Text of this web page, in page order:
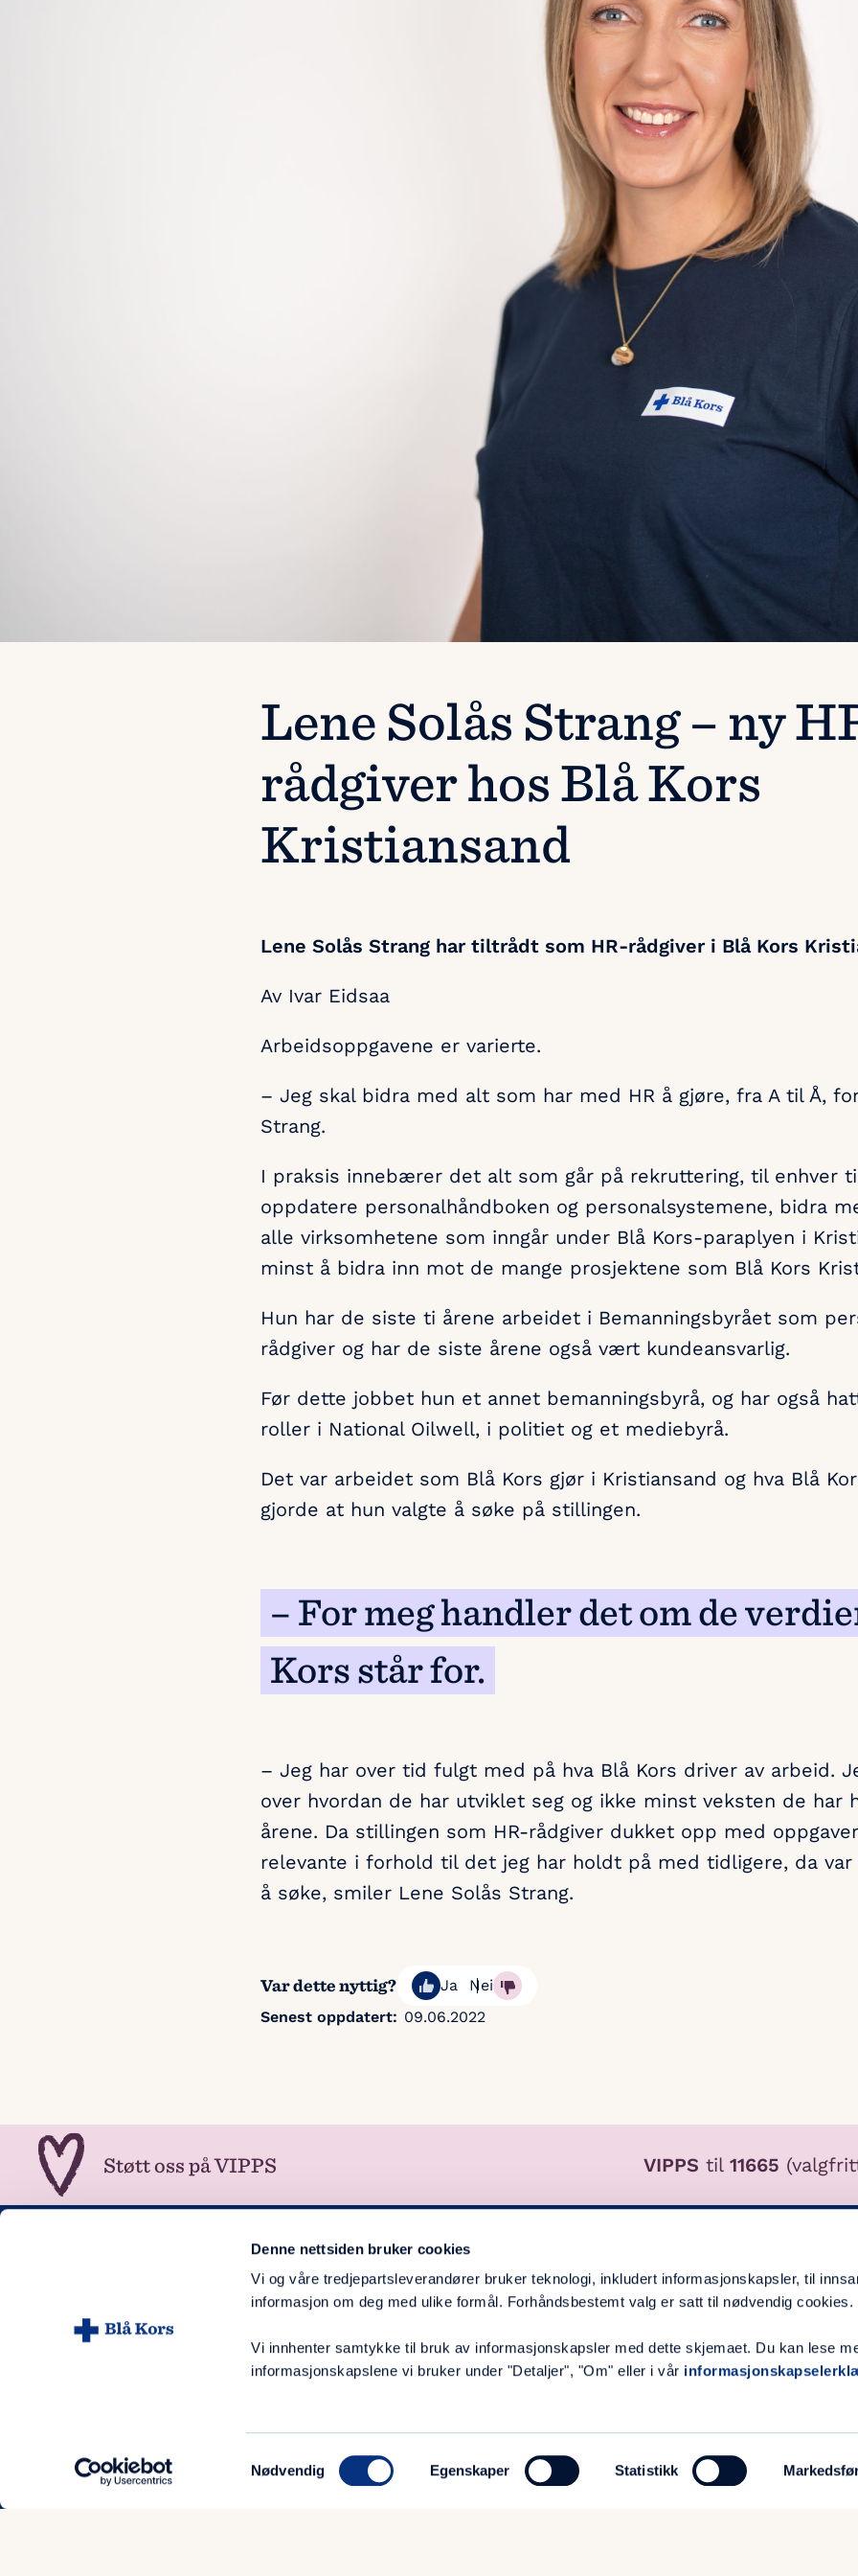
Denne nettsiden bruker cookies
Vi og våre tredjepartsleverandører bruker teknologi, inkludert informasjonskapsler, til
informasjon om deg med ulike formål. Forhåndsbestemt valg er satt til nødvendig cookies.
Vi innhenter samtykke til bruk av informasjonskapsler med dette skjemaet. Du kan lese
informasjonskapslene vi bruker under "Detaljer", "Om" eller i vår
Samtykkevalg
Nødvendig Egenskaper Statistikk
Lene Solås Strang – ny
rådgiver hos Blå Kors
Kristiansand
Lene Solås Strang har tiltrådt som HR-rådgiver i Blå Kors
Av Ivar Eidsaa
Arbeidsoppgavene er varierte.
– Jeg skal bidra med alt som har med HR å gjøre, fra A til Å,
Strang.
I praksis innebærer det alt som går på rekruttering, til enhver
oppdatere personalhåndboken og personalsystemene, bidra
alle virksomhetene som inngår under Blå Kors-paraplyen i
minst å bidra inn mot de mange prosjektene som Blå Kors
Hun har de siste ti årene arbeidet i Bemanningsbyrået som
rådgiver og har de siste årene også vært kundeansvarlig.
Før dette jobbet hun et annet bemanningsbyrå, og har også
roller i National Oilwell, i politiet og et mediebyrå.
Det var arbeidet som Blå Kors gjør i Kristiansand og hva Blå
gjorde at hun valgte å søke på stillingen.
– For meg handler det om de
Kors står for.
– Jeg har over tid fulgt med på hva Blå Kors driver av arbeid.
over hvordan de har utviklet seg og ikke minst veksten de har
årene. Da stillingen som HR-rådgiver dukket opp med
relevante i forhold til det jeg har holdt på med tidligere, da var
å søke, smiler Lene Solås Strang.
Var dette nyttig? Ja
Nei
Senest oppdatert: 09.06.2022
Støtt oss på VIPPS VIPPS til 11665
Nyhetsarkiv
Gi en enkeltgave
Kontakt
Telefon 38